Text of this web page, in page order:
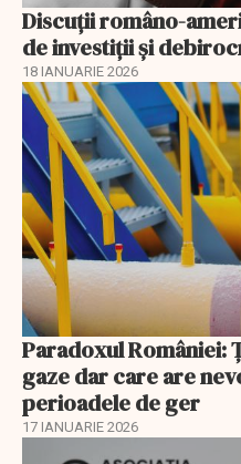
Discuţii româno-
de investiţii şi
18 IANUARIE 2026
Paradoxul României:
gaze dar care are
perioadele de ger
17 IANUARIE 2026